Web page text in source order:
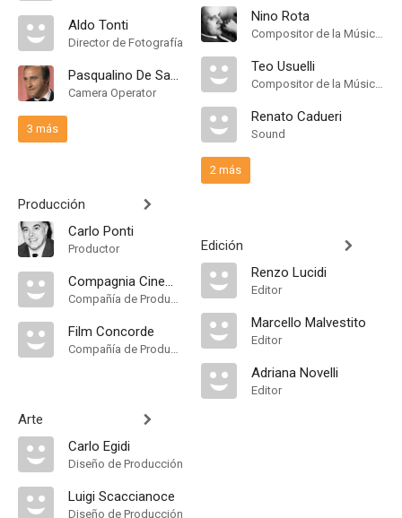
Aldo Tonti
Director de Fotografía
Pasqualino De Santis
Camera Operator
3 más
Producción
Carlo Ponti
Productor
Compagnia Cinematografica Champion
Compañía de Produccion
Film Concorde
Compañía de Produccion
Arte
Carlo Egidi
Diseño de Producción
Luigi Scaccianoce
Diseño de Producción
Nino Rota
Compositor de la Música Original
Teo Usuelli
Compositor de la Música Original
Renato Cadueri
Sound
2 más
Edición
Renzo Lucidi
Editor
Marcello Malvestito
Editor
Adriana Novelli
Editor